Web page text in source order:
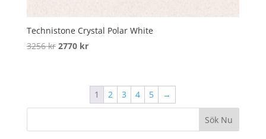
Technistone Crystal Polar White
3256kr Original
2770 krCurrent
2770 kr.
1 2 3 4 5 →
Sök Nu